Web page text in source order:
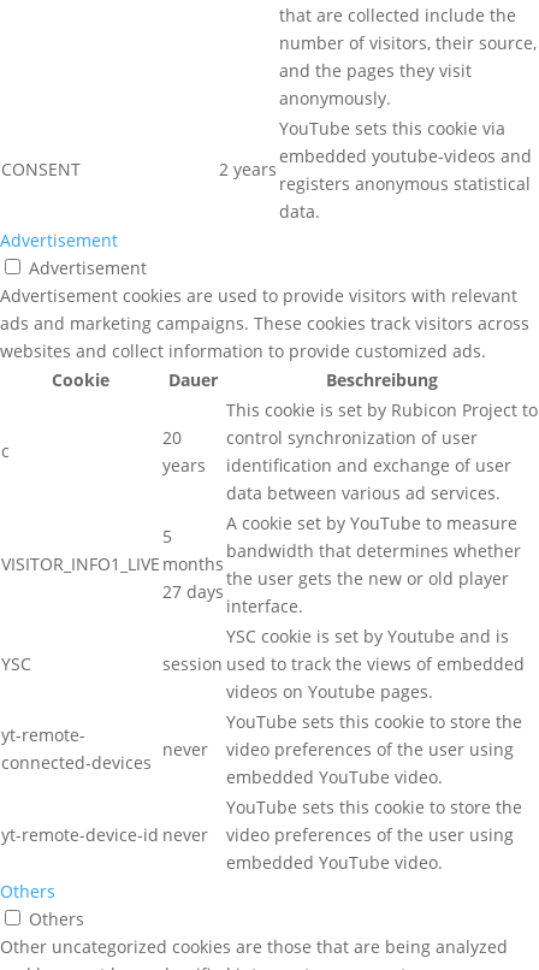
that are collected include the
number of visitors, their source,
and the pages they visit
anonymously.
CONSENT 2 years
YouTube sets this cookie via
embedded youtube-videos and
registers anonymous statistical
data.
Advertisement
Advertisement
Advertisement cookies are used to provide visitors with relevant
ads and marketing campaigns. These cookies track visitors across
websites and collect information to provide customized ads.
Cookie
Dauer Beschreibung
c
20
years
This cookie is set by Rubicon Project to
control synchronization of user
identification and exchange of user
data between various ad services.
VISITOR_INFO1_LIVE
5
months
27 days
A cookie set by YouTube to measure
bandwidth that determines whether
the user gets the new or old player
interface.
YSC session
YSC cookie is set by Youtube and is
used to track the views of embedded
videos on Youtube pages.
yt-remote-
connected-devices
never
YouTube sets this cookie to store the
video preferences of the user using
embedded YouTube video.
yt-remote-device-id never
YouTube sets this cookie to store the
video preferences of the user using
embedded YouTube video.
Others
Others
Other uncategorized cookies are those that are being analyzed